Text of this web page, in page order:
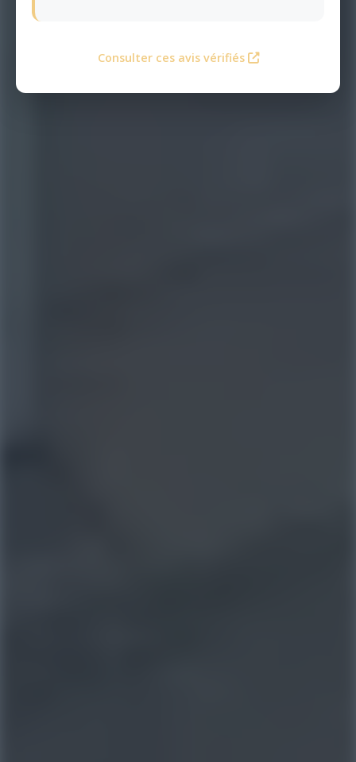
Consulter ces avis vérifiés